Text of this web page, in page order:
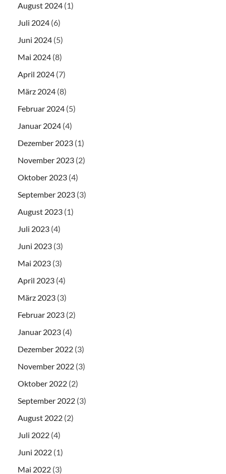
August 2024 (1)
Juli 2024 (6)
Juni 2024 (5)
Mai 2024 (8)
April 2024 (7)
März 2024 (8)
Februar 2024 (5)
Januar 2024 (4)
Dezember 2023 (1)
November 2023 (2)
Oktober 2023 (4)
September 2023 (3)
August 2023 (1)
Juli 2023 (4)
Juni 2023 (3)
Mai 2023 (3)
April 2023 (4)
März 2023 (3)
Februar 2023 (2)
Januar 2023 (4)
Dezember 2022 (3)
November 2022 (3)
Oktober 2022 (2)
September 2022 (3)
August 2022 (2)
Juli 2022 (4)
Juni 2022 (1)
Mai 2022 (3)